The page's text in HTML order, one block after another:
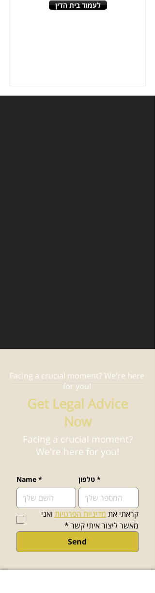
לעמוד בית הדין
Facing a crucial moment? We're here
for you!
Get Legal Advice
Now
Facing a crucial moment?
We're here for you!
Name * טלפון *
קראתי את מדיניות הפרטיות
מאשר ליצור איתי קשר *
Send